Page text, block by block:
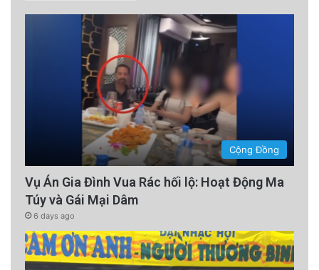
Cộng Đồng
Vụ Án Gia Đình Vua Rác hối lộ: Hoạt Động Ma
Túy và Gái Mại Dâm
6 days ago